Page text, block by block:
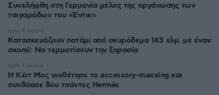
Συνελήφθη στη Γερμανία μέλος της οργάνωσης των
τσιγαράδων του «Έντικ»
Κατασκευάζουν ποτάμι από σκυρόδεμα 145 χλμ. με έναν
σκοπό: Να τερματίσουν την ξηρασία
πριν 4 λεπτά
Η Κέιτ Μος υιοθέτησε τo accessory-maxxing και
συνδύασε δύο τσάντες Hermès
πριν 7 λεπτά